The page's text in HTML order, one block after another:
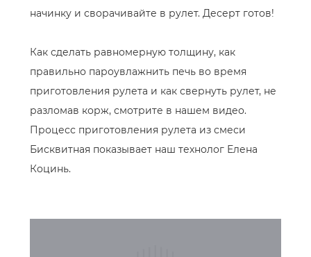
начинку и сворачивайте в рулет. Десерт готов!
Как сделать равномерную толщину, как
правильно пароувлажнить печь во время
приготовления рулета и как свернуть рулет, не
разломав корж, смотрите в нашем видео.
Процесс приготовления рулета из смеси
Бисквитная показывает наш технолог Елена
Коцинь.